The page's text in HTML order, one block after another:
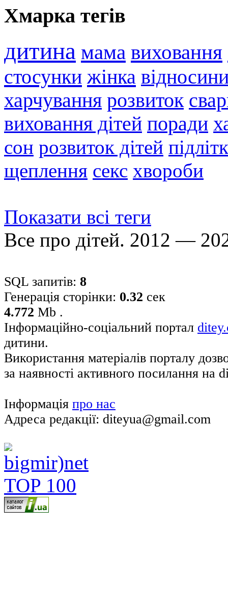
Хмарка тегів
дитина мама виховання
стосунки жінка
харчування розвиток
виховання дітей поради
сон розвиток дітей
щеплення секс хвороби
Показати всі теги
Все про дітей. 2012 —
SQL запитів: 8
Генерація сторінки: 0.32 сек
4.772 Mb .
Інформаційно-соціальний портал
дитини.
Використання матеріалів порталу
за наявності активного посилання на
Інформація про нас
Адреса редакції: diteyua@gmail.com